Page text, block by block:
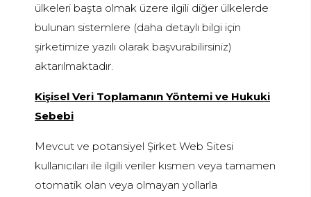
ülkeleri başta olmak üzere ilgili diğer ülkelerde
bulunan sistemlere (daha detaylı bilgi için
şirketimize yazılı olarak başvurabilirsiniz)
aktarılmaktadır.
Kişisel Veri Toplamanın Yöntemi ve Hukuki
Sebebi
Mevcut ve potansiyel Şirket Web Sitesi
kullanıcıları ile ilgili veriler kısmen veya tamamen
otomatik olan veya olmayan yollarla